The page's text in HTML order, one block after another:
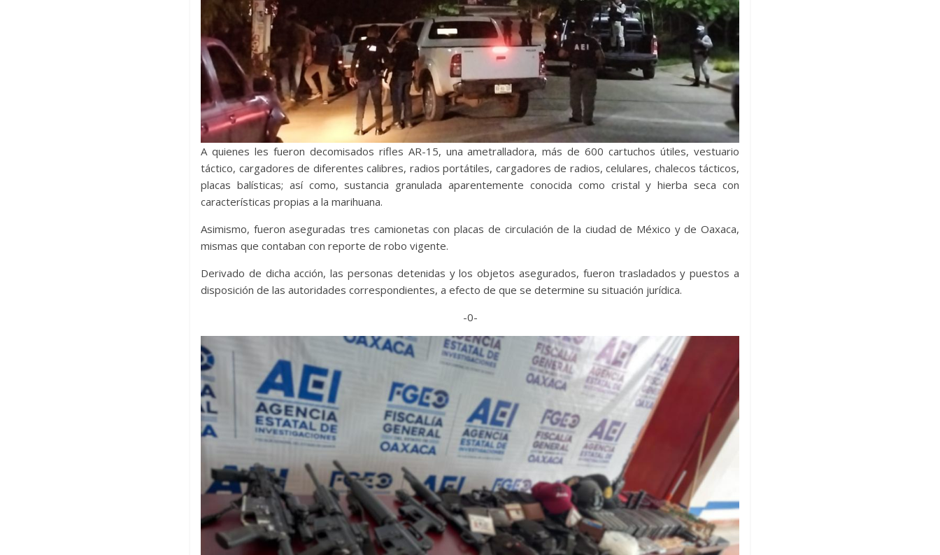
A quienes les fueron decomisados rifles AR-15, una ametralladora, más de 600 cartuchos útiles, vestuario
táctico, cargadores de diferentes calibres, radios portátiles, cargadores de radios, celulares, chalecos tácticos,
placas balísticas; así como, sustancia granulada aparentemente conocida como cristal y hierba seca con
características propias a la marihuana.
Asimismo, fueron aseguradas tres camionetas con placas de circulación de la ciudad de México y de Oaxaca,
mismas que contaban con reporte de robo vigente.
Derivado de dicha acción, las personas detenidas y los objetos asegurados, fueron trasladados y puestos a
disposición de las autoridades correspondientes, a efecto de que se determine su situación jurídica.
-0-